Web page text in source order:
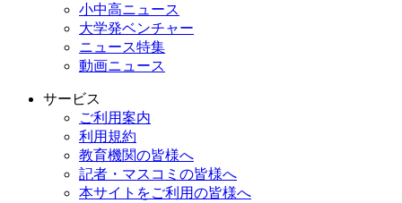
小中高ニュース
大学発ベンチャー
ニュース特集
動画ニュース
サービス
ご利用案内
利用規約
教育機関の皆様へ
記者・マスコミの皆様へ
本サイトをご利用の皆様へ